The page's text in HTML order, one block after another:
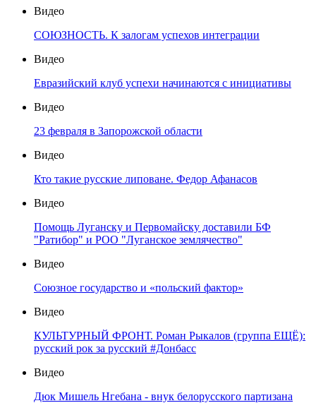
Видео
СОЮЗНОСТЬ. К залогам успехов интеграции
Видео
Евразийский клуб успехи начинаются с инициативы
Видео
23 февраля в Запорожской области
Видео
Кто такие русские липоване. Федор Афанасов
Видео
Помощь Луганску и Первомайску доставили БФ
"Ратибор" и РОО "Луганское землячество"
Видео
Союзное государство и «польский фактор»
Видео
КУЛЬТУРНЫЙ ФРОНТ. Роман Рыкалов (группа ЕЩЁ):
русский рок за русский #Донбасс
Видео
Дюк Мишель Нгебана - внук белорусского партизана